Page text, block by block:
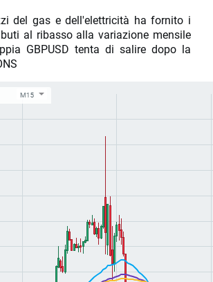
del gas e dell'elettricità ha fornito i
al ribasso alla variazione mensile
GBPUSD tenta di salire dopo la